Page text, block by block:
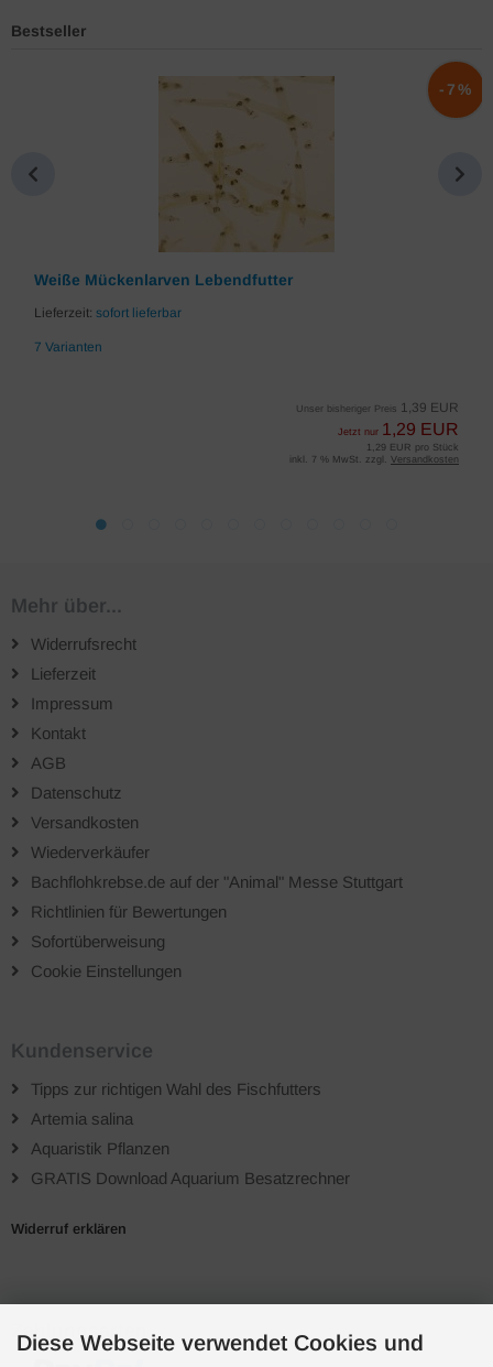
Bestseller
Weiße Mückenlarven Lebendfutter
Lieferzeit: sofort lieferbar
7 Varianten
Unser bisheriger Preis 1,39 EUR
Jetzt nur 1,29 EUR
-7%
1,29 EUR pro Stück
inkl. 7 % MwSt. zzgl. Versandkosten
Mehr über...
Widerrufsrecht
Lieferzeit
Impressum
Kontakt
AGB
Datenschutz
Versandkosten
Wiederverkäufer
Bachflohkrebse.de auf der "Animal" Messe Stuttgart
Richtlinien für Bewertungen
Sofortüberweisung
Cookie Einstellungen
Kundenservice
Tipps zur richtigen Wahl des Fischfutters
Artemia salina
Aquaristik Pflanzen
GRATIS Download Aquarium Besatzrechner
Widerruf erklären
Zahlungsarten
Diese Webseite verwendet Cookies und